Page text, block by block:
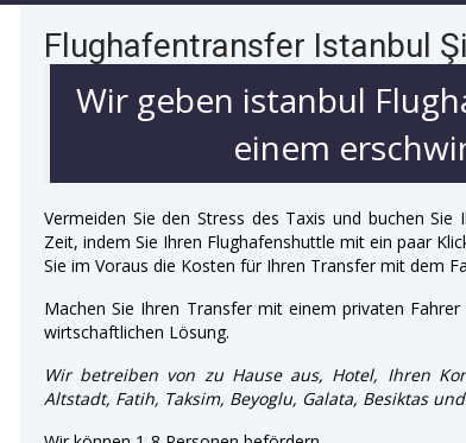
Flughafentransfer Istanbul
Wir geben istanbul
einem
Vermeiden Sie den Stress des Taxis und buchen
Zeit, indem Sie Ihren Flughafenshuttle mit ein paar
Sie im Voraus die Kosten für Ihren Transfer mit dem
Machen Sie Ihren Transfer mit einem privaten
wirtschaftlichen Lösung.
Wir betreiben von zu Hause aus, Hotel, Ihren
Altstadt, Fatih, Taksim, Beyoglu, Galata, Besiktas